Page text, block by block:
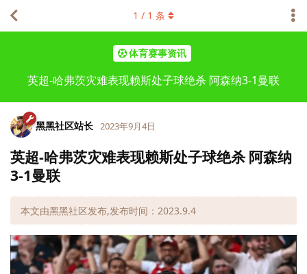
体育赛事资讯
英超-哈弗茨灾难表现赖斯处子球绝杀 阿森纳3-1曼联
1 / 1 条
黑黑社区站长 2023年9月4日
英超-哈弗茨灾难表现赖斯处子球绝杀 阿森纳
3-1曼联
本文由黑黑社区发布,发布时间：2023.9.4